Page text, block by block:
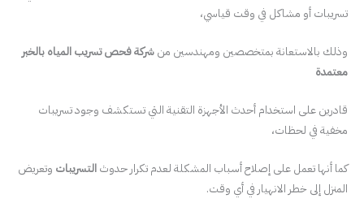
تسريبات أو مشاكل في وقت قياسي،
وذلك بالاستعانة بمتخصصين ومهندسين منشركة فحص تسريب المياه بالخبر
معتمدة
قادرين على استخدام أحدث الأجهزة التقنية التي تستكشف وجود تسريبات
مخفية في لحظات،
كما أنها تعمل على إصلاح أسباب المشكلة لعدم تكرار حدوثالتسريبات وتعريض
المنزل إلى خطر الانهيار في أي وقت.